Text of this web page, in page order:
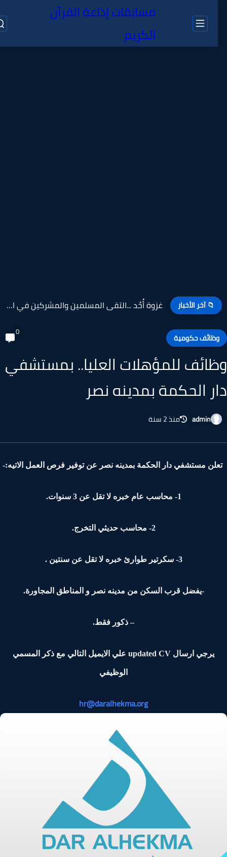
مسابقات إذاعة القرآن
الكريم
📁 آخر الأخبار غزوة أُحُد ...التقى المسلمين والمشركين في الساحة المواجهة لجبل أُحُد
حكومية
للمؤهلات العليا.. بمستشفي
الحكمة بمدينه نصر
admin منذ 2 سنة
مستشفي دار الحكمة بمدينه نصر عن توفير فرص العمل الاتيه:-
-يفضل قرب السكن من مدينه نصر و المناطق المجاورة.
– ذكور فقط.
يرجي ارسال updated CV علي الايميل التالي مع ذكر المسمي
الوظيفي
hr@daralhekma.org